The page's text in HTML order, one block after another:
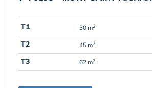
T1 30 m2
T2
45 m2
T3
62 m2